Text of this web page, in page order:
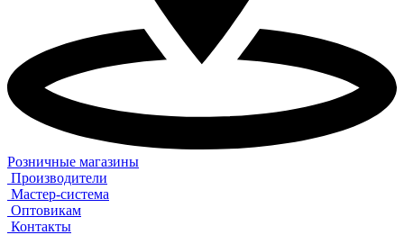
Розничные магазины
Производители
Мастер-система
Оптовикам
Контакты